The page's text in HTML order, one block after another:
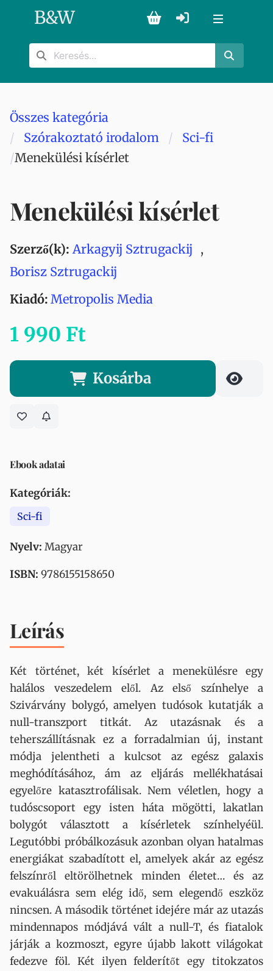
B&W
Összes kategória
Szórakoztató irodalom
Sci-fi
Menekülési kísérlet
Menekülési kísérlet
Szerző(k): Arkagyij Sztrugackij ,
Borisz Sztrugackij
Kiadó: Metropolis Media
1 990 Ft
Kosárba
Ebook adatai
Kategóriák:
Sci-fi
Nyelv: Magyar
ISBN: 9786155158650
Leírás
Két történet, két kísérlet a menekülésre egy
halálos veszedelem elől. Az első színhelye a
Szivárvány bolygó, amelyen tudósok kutatják a
null-transzport titkát. Az utazásnak és a
teherszállításnak ez a forradalmian új, instant
módja jelentheti a kulcsot az egész galaxis
meghódításához, ám az eljárás mellékhatásai
egyelőre katasztrofálisak. Nem véletlen, hogy a
tudóscsoport egy isten háta mögötti, lakatlan
bolygót választott a kísérletek színhelyéül.
Legutóbbi próbálkozásuk azonban olyan hatalmas
energiákat szabadított el, amelyek akár az egész
felszínről eltörölhetnek minden életet… és az
evakuálásra sem elég idő, sem elegendő eszköz
nincsen. A második történet idejére már az utazás
mindennapos módjává vált a null-T, és fiatalok
járják a kozmoszt, egyre újabb lakott világokat
fedezve föl. Két ilyen felderítőt egy titokzatos